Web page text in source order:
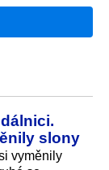
slony
vyměnily